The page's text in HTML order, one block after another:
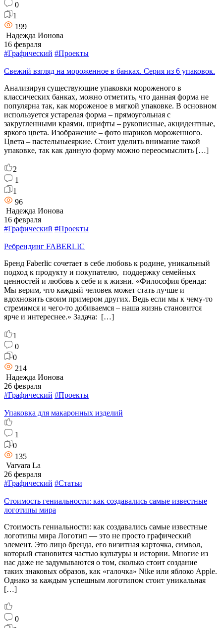
0
1
199
Надежда Ионова
16 февраля
#Графический #Проекты
Свежий взгляд на мороженное в банках. Серия из 6 упаковок.
Анализируя существующие упаковки мороженого в
классических банках, можно отметить, что данная форма не
популярна так, как мороженое в мягкой упаковке. В основном
используется устарелая форма – прямоугольная с
закругленными краями, шрифты – рукописные, акцидентные,
яркого цвета. Изображение – фото шариков мороженного.
Цвета – пастельныеяркие. Стоит уделить внимание такой
упаковке, так как данную форму можно переосмыслить […]
2
1
1
96
Надежда Ионова
16 февраля
#Графический #Проекты
Ребрендинг FABERLIC
Бренд Faberlic сочетает в себе любовь к родине, уникальный
подход к продукту и покупателю, поддержку семейных
ценностей и любовь к себе и к жизни. «Философия бренда:
Мы верим, что каждый человек может стать лучше и
вдохновить своим примером других. Ведь если мы к чему-то
стремимся и чего-то добиваемся – наша жизнь становится
ярче и интереснее.» Задача: […]
1
0
0
214
Надежда Ионова
26 февраля
#Графический #Проекты
Упаковка для макаронных изделий
1
0
135
Varvara La
26 февраля
#Графический #Статьи
Стоимость гениальности: как создавались самые известные
логотипы мира
Стоимость гениальности: как создавались самые известные
логотипы мира Логотип — это не просто графический
элемент. Это лицо бренда, его визитная карточка, символ,
который становится частью культуры и истории. Многие из
нас даже не задумываются о том, сколько стоит создание
таких знаковых образов, как «галочка» Nike или яблоко Apple.
Однако за каждым успешным логотипом стоит уникальная
[…]
0